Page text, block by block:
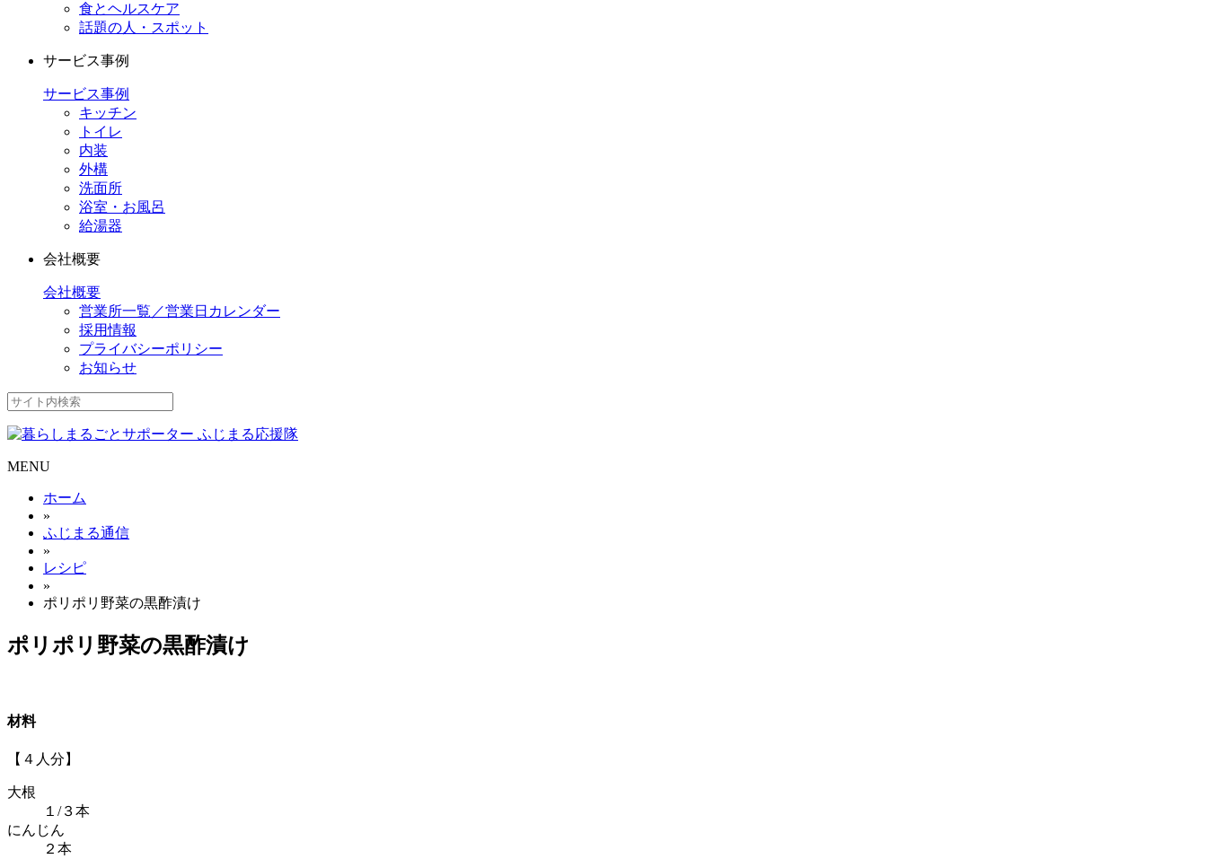
食とヘルスケア
話題の人・スポット
サービス事例
サービス事例
キッチン
トイレ
内装
外構
洗面所
浴室・お風呂
給湯器
会社概要
会社概要
営業所一覧／営業日カレンダー
採用情報
プライバシーポリシー
お知らせ
MENU
ホーム
»
ふじまる通信
»
レシピ
»
ポリポリ野菜の黒酢漬け
ポリポリ野菜の黒酢漬け
材料
【４人分】
大根
１/３本
にんじん
２本